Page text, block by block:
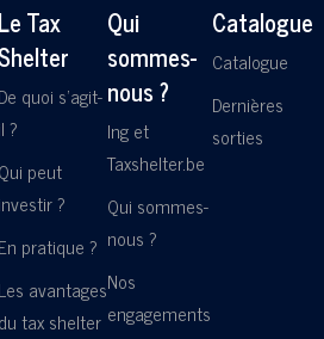
Le Tax
De quoi s'agit-
il ?
Qui peut
investir ?
En pratique ?
Les avantages
du tax shelter
Qui
sommes-
nous ?
Ing et
Taxshelter.be
Qui sommes-
nous ?
Nos
engagements
Catalogue
Catalogue
Dernières
sorties